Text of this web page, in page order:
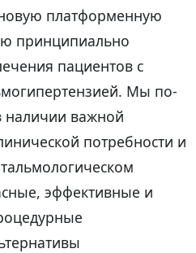
платформенную
принципиально
пациентов с
Мы по-
важной
потребности и
эффективные и